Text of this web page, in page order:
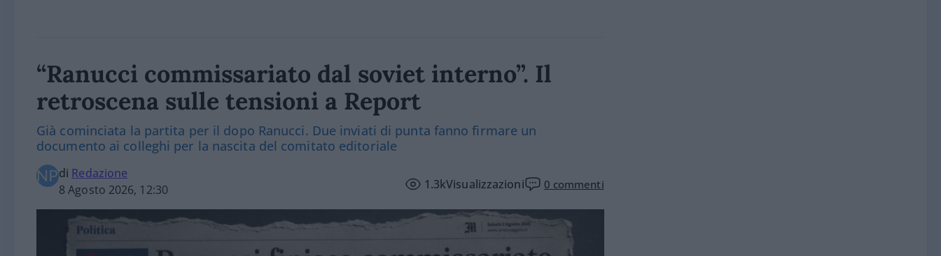
“Ranucci commissariato dal soviet interno”. Il
retroscena sulle tensioni a Report
Già cominciata la partita per il dopo Ranucci. Due inviati di punta fanno firmare un
documento ai colleghi per la nascita del comitato editoriale
di Redazione
8 Agosto 2026, 12:30
1.3kVisualizzazioni 0 commenti